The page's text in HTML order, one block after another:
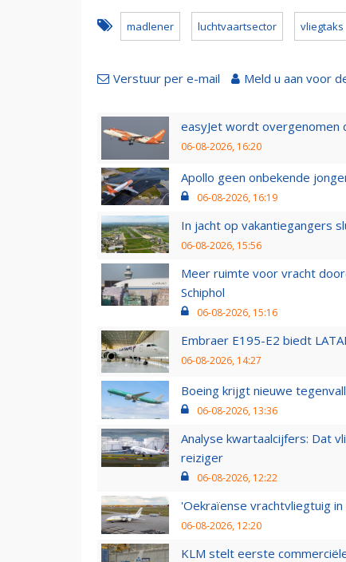
madlener luchtvaartsector vliegtaks
Verstuur per e-mail Meld u aan voor
easyJet wordt overgenomen
06-08-2026, 16:20
Apollo geen onbekende
06-08-2026, 16:19
In jacht op vakantiegangers
06-08-2026, 15:56
Meer ruimte voor vracht
Schiphol
06-08-2026, 15:16
Embraer E195-E2 biedt
06-08-2026, 14:27
Boeing krijgt nieuwe
06-08-2026, 13:36
Analyse kwartaalcijfers: Dat
reiziger
06-08-2026, 12:22
'Oekraïense vrachtvliegtuig
06-08-2026, 12:20
KLM stelt eerste